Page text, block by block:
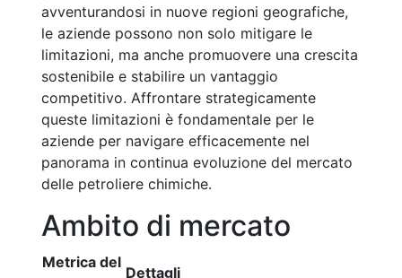
avventurandosi in nuove regioni geografiche,
le aziende possono non solo mitigare le
limitazioni, ma anche promuovere una crescita
sostenibile e stabilire un vantaggio
competitivo. Affrontare strategicamente
queste limitazioni è fondamentale per le
aziende per navigare efficacemente nel
panorama in continua evoluzione del mercato
delle petroliere chimiche.
Ambito di mercato
Metrica del
Dettagli